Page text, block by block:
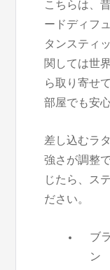
こちらは、
ードディフ
タンスティ
関しては世
ら取り寄せ
部屋でも安
差し込むラ
強さが調整
じたら、ス
ださい。
ブ
ン